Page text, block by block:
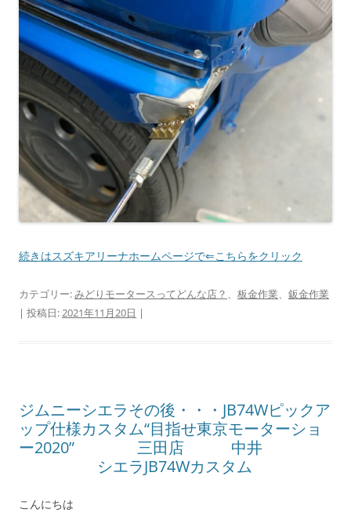
続きはスズキアリーナホームページで⇐こちらをクリック
カテゴリー:みどりモータースってどんな店？ 、 板金作業、 鈑金作業
| 投稿日:2021年11月20日 |
ジムニーシエラその後・・・JB74Wピックア
ップ仕様カスタム“目指せ東京モーターショ
ー2020” 三田店 中井
シエラJB74Wカスタム
こんにちは